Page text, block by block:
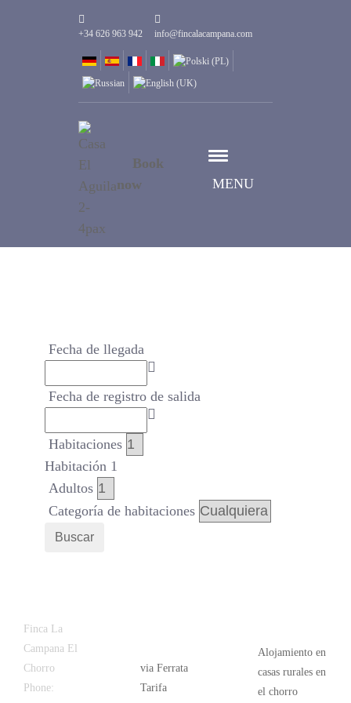
+34 626 963 942 info@fincalacampana.com
MENU
Book
now
Fecha de llegada
Fecha de registro de salida
Habitaciones
Habitación 1
Adultos
Categoría de habitaciones
Buscar
Finca La
Campana El
Chorro
Phone:
via Ferrata
Tarifa
Alojamiento en
casas rurales en
el chorro